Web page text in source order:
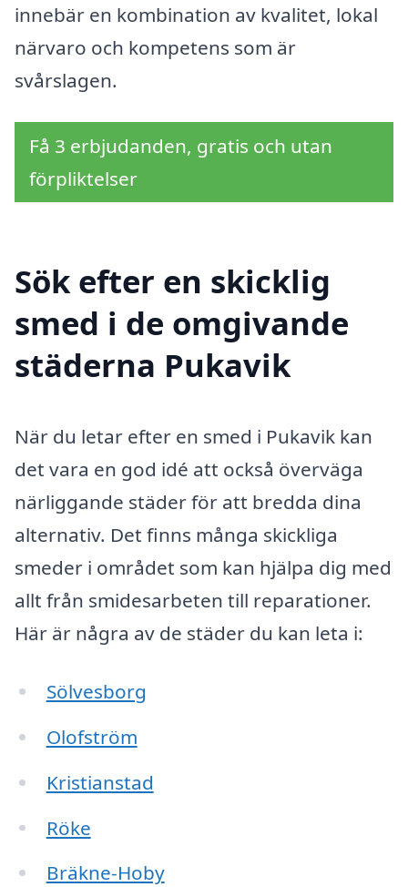
innebär en kombination av kvalitet, lokal
närvaro och kompetens som är
svårslagen.
Få 3 erbjudanden, gratis och utan
förpliktelser
Sök efter en skicklig
smed i de omgivande
städerna Pukavik
När du letar efter en smed i Pukavik kan
det vara en god idé att också överväga
närliggande städer för att bredda dina
alternativ. Det finns många skickliga
smeder i området som kan hjälpa dig med
allt från smidesarbeten till reparationer.
Här är några av de städer du kan leta i:
Sölvesborg
Olofström
Kristianstad
Röke
Bräkne-Hoby